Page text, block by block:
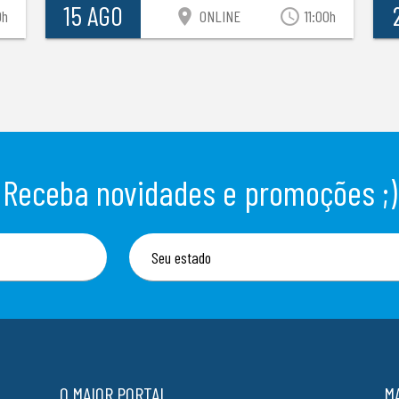
15 AGO location_on ONLINE access_time 11:00h
Receba novidades e promoções ;)
O MAIOR PORTAL